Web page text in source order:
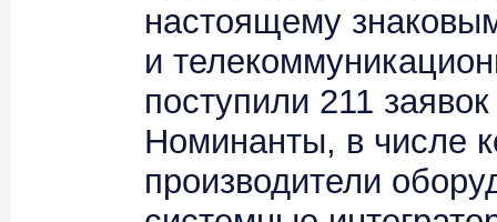
настоящему
и
поступили 211
Номинанты, в числе
производители